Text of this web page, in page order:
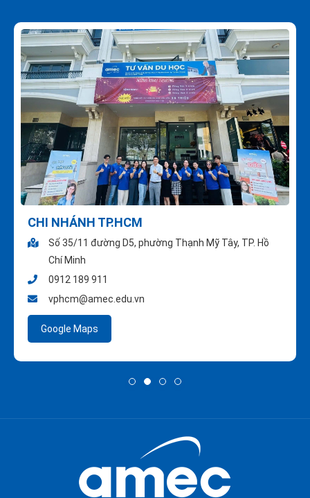
CHI NHÁNH TP.HCM
Số 35/11 đường D5, phường Thạnh Mỹ Tây, TP. Hồ
Chí Minh
0912 189 911
vphcm@amec.edu.vn
Google Maps